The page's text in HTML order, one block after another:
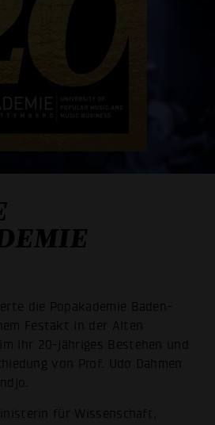
die Popakademie Baden-
Festakt in der Alten
ihr 20-jähriges Bestehen und
von Prof. Udo Dahmen
für Wissenschaft,